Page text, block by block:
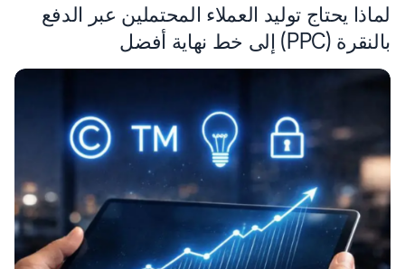
لماذا يحتاج توليد العملاء المحتملين عبر الدفع
بالنقرة (PPC) إلى خط نهاية أفضل